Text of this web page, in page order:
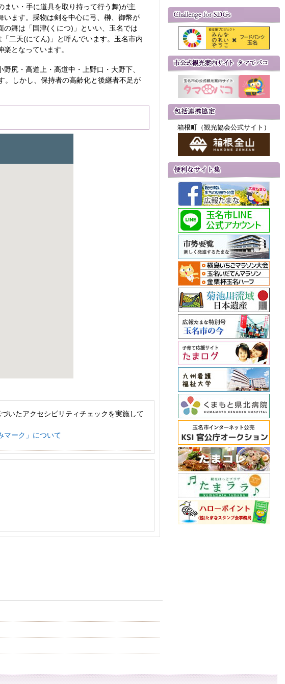
い・手に道具を取り持って行う舞)が主
ます。採物は剣を中心に弓、榊、御幣が
舞は「国津(くにつ)」といい、玉名では
二天(にてん)」と呼んでいます。玉名市内
となっています。
尻・高道上・高道中・上野口・大野下、
。しかし、保持者の高齢化と後継者不足が
いたアクセシビリティチェックを実施して
マーク」について
箱根町（観光協会公式サイト）